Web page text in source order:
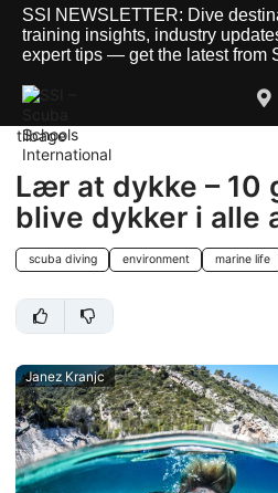
SSI NEWSLETTER: Dive
training insights, industry
expert tips — get the latest from
tilbage
Lær at dykke – 10
blive dykker i alle
scuba diving environment marine life
Janez Kranjc